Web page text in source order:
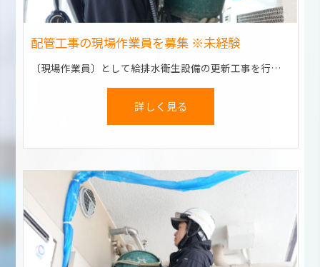
配管工事の現場作業員を募集 ※未経験
〔現場作業員〕として給排水衛生設備の更新工事を行います。 大工や内装など、別業種のさまざまな経験も活かせます！
詳しく見る